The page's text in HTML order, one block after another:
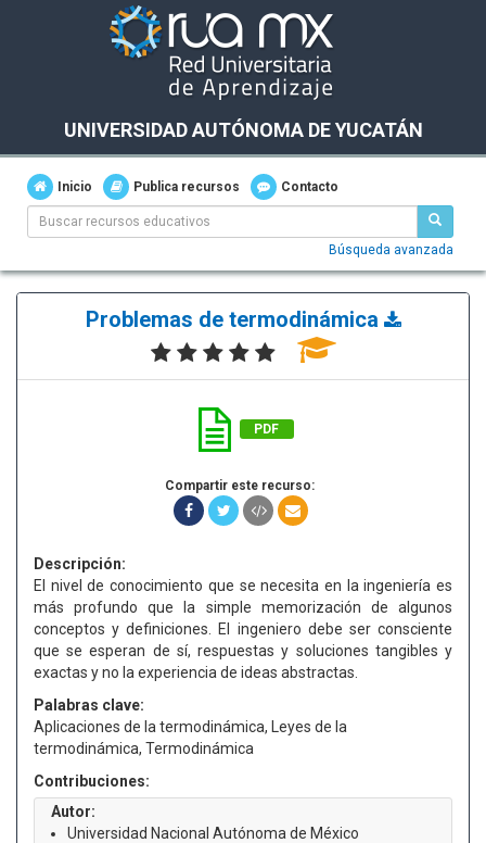
UNIVERSIDAD AUTÓNOMA DE YUCATÁN
Inicio Publica recursos Contacto
Búsqueda avanzada
Problemas de termodinámica
PDF
Compartir este recurso:
Descripción:
El nivel de conocimiento que se necesita en la ingeniería es
más profundo que la simple memorización de algunos
conceptos y definiciones. El ingeniero debe ser consciente
que se esperan de sí, respuestas y soluciones tangibles y
exactas y no la experiencia de ideas abstractas.
Palabras clave:
Aplicaciones de la termodinámica, Leyes de la
termodinámica, Termodinámica
Contribuciones:
Autor:
Universidad Nacional Autónoma de México